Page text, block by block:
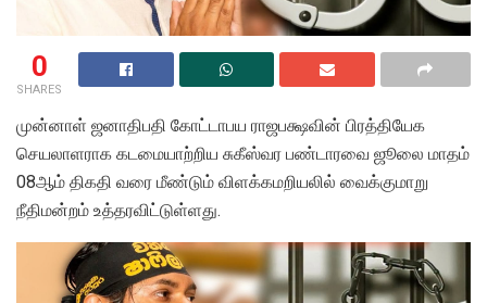
0
SHARES
முன்னாள் ஜனாதிபதி கோட்டாபய ராஜபக்ஷவின் பிரத்தியேக
செயலாளராக கடமையாற்றிய சுகீஸ்வர பண்டாரவை ஜூலை மாதம்
08ஆம் திகதி வரை மீண்டும் விளக்கமறியலில் வைக்குமாறு
நீதிமன்றம் உத்தரவிட்டுள்ளது.